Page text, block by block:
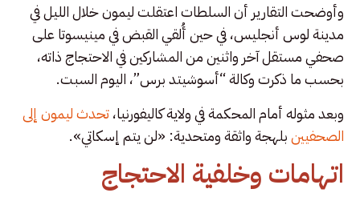
وأوضحت التقارير أن السلطات اعتقلت ليمون خلال الليل في
مدينة لوس أنجليس، في حين أُلقي القبض في مينيسوتا على
صحفي مستقل آخر واثنين من المشاركين في الاحتجاج ذاته،
بحسب ما ذكرت وكالة “أسوشيتد برس”، اليوم السبت.
وبعد مثوله أمام المحكمة في ولاية كاليفورنيا،تحدث ليمون إلى
الصحفيينبلهجة واثقة ومتحدية: «لن يتم إسكاتي».
اتهامات وخلفية الاحتجاج